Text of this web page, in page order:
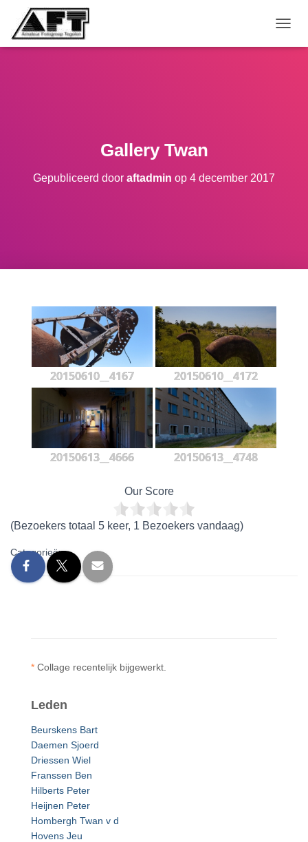
Gallery Twan
Gepubliceerd door aftadmin op 4 december 2017
20150610__4167 20150610__4172
20150613__4666 20150613__4748
Our Score
(Bezoekers totaal 5 keer, 1 Bezoekers vandaag)
Categorieën:
* Collage recentelijk bijgewerkt.
Leden
Beurskens Bart
Daemen Sjoerd
Driessen Wiel
Franssen Ben
Hilberts Peter
Heijnen Peter
Hombergh Twan v d
Hovens Jeu